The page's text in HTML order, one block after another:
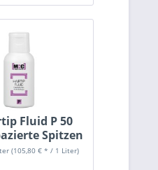
Fluid P 50
Spitzen
(105,80 € * / 1 Liter)